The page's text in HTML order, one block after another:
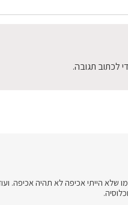
שלא הייתי אכיפה לא תהיה אכיפה.
לכתוב תגובה.